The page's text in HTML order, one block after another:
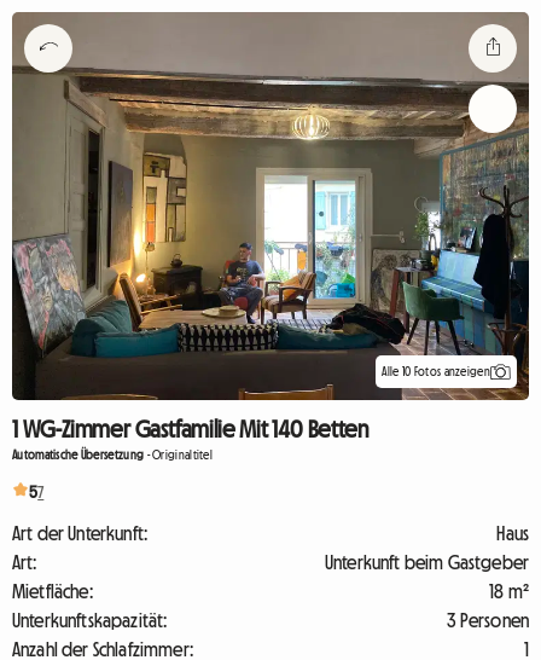
Alle 10 Fotos anzeigen
1 WG-Zimmer Gastfamilie Mit 140 Betten
Automatische Übersetzung -Originaltitel
57
Art der Unterkunft:
Haus
Art:
Unterkunft beim Gastgeber
Mietfläche:
18 m²
Unterkunftskapazität:
3 Personen
Anzahl der Schlafzimmer:
1